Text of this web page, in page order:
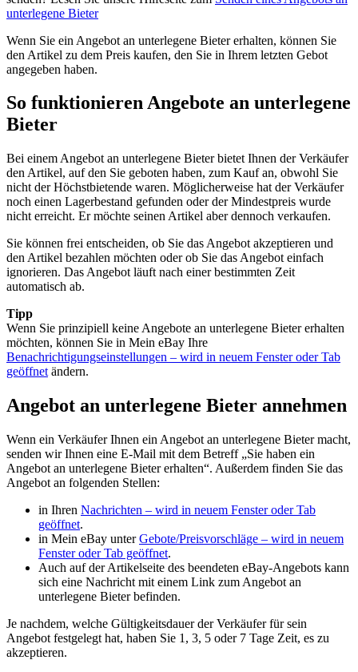
unterlegene Bieter
Wenn Sie ein Angebot an unterlegene Bieter erhalten, können Sie
den Artikel zu dem Preis kaufen, den Sie in Ihrem letzten Gebot
angegeben haben.
So funktionieren Angebote an unterlegene
Bieter
Bei einem Angebot an unterlegene Bieter bietet Ihnen der Verkäufer
den Artikel, auf den Sie geboten haben, zum Kauf an, obwohl Sie
nicht der Höchstbietende waren. Möglicherweise hat der Verkäufer
noch einen Lagerbestand gefunden oder der Mindestpreis wurde
nicht erreicht. Er möchte seinen Artikel aber dennoch verkaufen.
Sie können frei entscheiden, ob Sie das Angebot akzeptieren und
den Artikel bezahlen möchten oder ob Sie das Angebot einfach
ignorieren. Das Angebot läuft nach einer bestimmten Zeit
automatisch ab.
Tipp
Wenn Sie prinzipiell keine Angebote an unterlegene Bieter erhalten
möchten, können Sie in Mein eBay Ihre
Benachrichtigungseinstellungen – wird in neuem Fenster oder Tab
geöffnet ändern.
Angebot an unterlegene Bieter annehmen
Wenn ein Verkäufer Ihnen ein Angebot an unterlegene Bieter macht,
senden wir Ihnen eine E-Mail mit dem Betreff „Sie haben ein
Angebot an unterlegene Bieter erhalten“. Außerdem finden Sie das
Angebot an folgenden Stellen:
in Ihren Nachrichten – wird in neuem Fenster oder Tab
geöffnet.
in Mein eBay unterGebote/Preisvorschläge – wird in neuem
Fenster oder Tab geöffnet.
Auch auf der Artikelseite des beendeten eBay-Angebots kann
sich eine Nachricht mit einem Link zum Angebot an
unterlegene Bieter befinden.
Je nachdem, welche Gültigkeitsdauer der Verkäufer für sein
Angebot festgelegt hat, haben Sie 1, 3, 5 oder 7 Tage Zeit, es zu
akzeptieren.